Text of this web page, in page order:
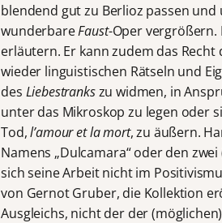
blendend gut zu Berlioz passen
wunderbareFaust-Oper vergrößern.
erläutern. Er kann zudem das
wieder linguistischen Rätseln und
des Liebestrankszu widmen, in
unter das Mikroskop zu legen oder
Tod,l’amour et la mort, zu äußern.
Namens „Dulcamara“ oder den
sich seine Arbeit nicht im
von Gernot Gruber, die Kollektion
Ausgleichs, nicht der der